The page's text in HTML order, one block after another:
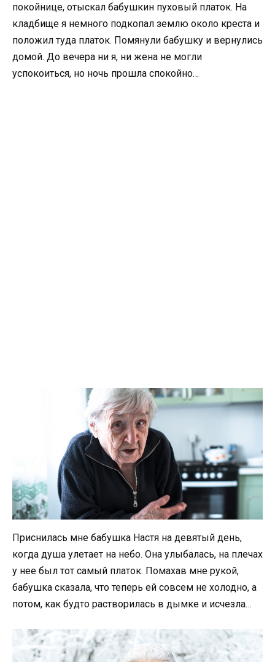
покойнице, отыскал бабушкин пуховый платок. На
кладбище я немного подкопал землю около креста и
положил туда платок. Помянули бабушку и вернулись
домой. До вечера ни я, ни жена не могли
успокоиться, но ночь прошла спокойно…
Приснилась мне бабушка Настя на девятый день,
когда душа улетает на небо. Она улыбалась, на плечах
у нее был тот самый платок. Помахав мне рукой,
бабушка сказала, что теперь ей совсем не холодно, а
потом, как будто растворилась в дымке и исчезла…